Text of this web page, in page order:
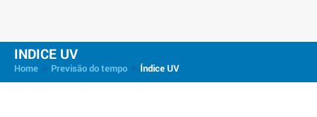
INDICE UV
Home Previsão do tempo Índice UV